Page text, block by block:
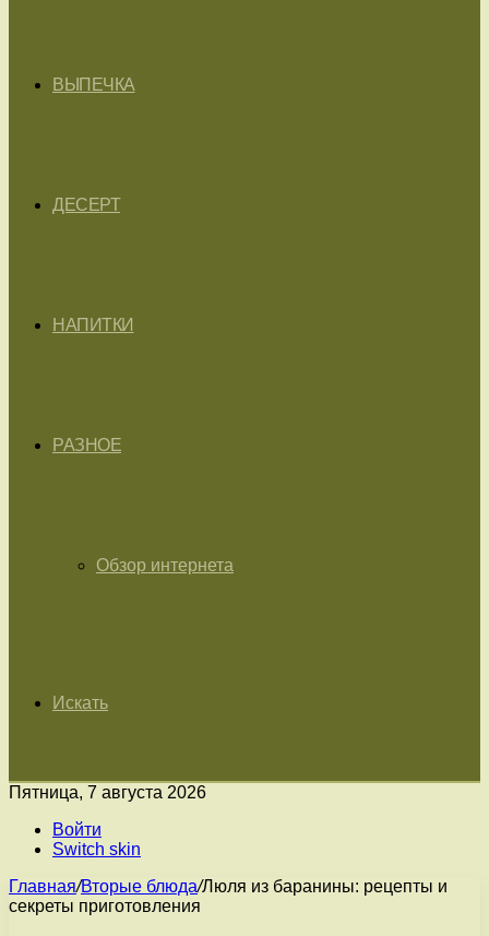
ВЫПЕЧКА
ДЕСЕРТ
НАПИТКИ
РАЗНОЕ
Обзор интернета
Искать
Пятница, 7 августа 2026
Войти
Switch skin
Главная/Вторые блюда/Люля из баранины: рецепты и
секреты приготовления